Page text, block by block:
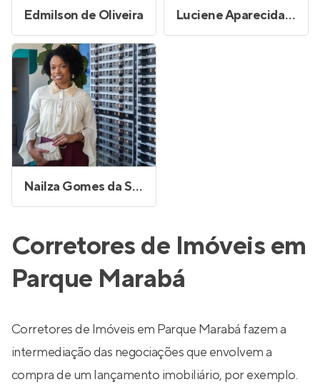
Edmilson de Oliveira Luciene Aparecida Figueiredo
Nailza Gomes da Silva Silvano
Corretores de Imóveis em
Parque Marabá
Corretores de Imóveis em Parque Marabá fazem a
intermediação das negociações que envolvem a
compra de um lançamento imobiliário, por exemplo.